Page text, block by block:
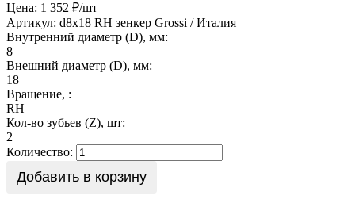
Цена: 1 352 ₽/шт
Артикул: d8х18 RH зенкер Grossi / Италия
Внутренний диаметр (D), мм:
8
Внешний диаметр (D), мм:
18
Вращение, :
RH
Кол-во зубьев (Z), шт:
2
Количество:
Добавить в корзину